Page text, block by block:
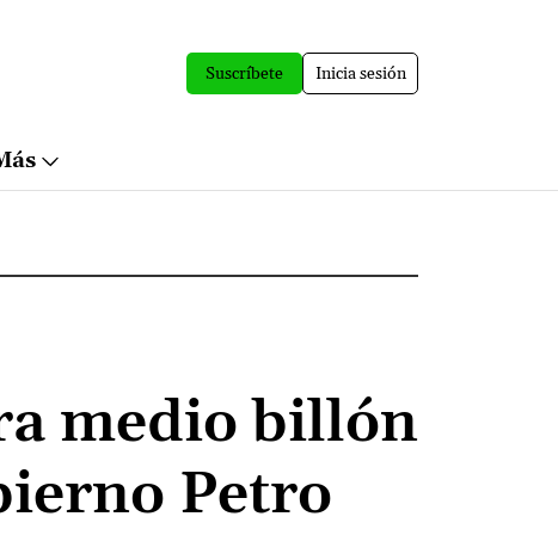
Suscríbete Inicia sesión
medio billón
Petro